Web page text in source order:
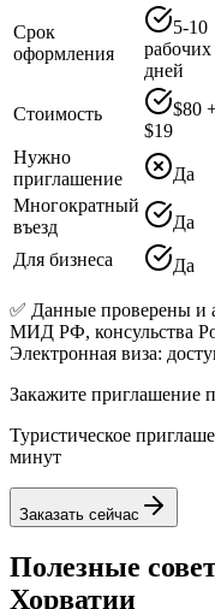
Срок
оформления
5-10
рабочих
дней
Стоимость
$80
$19
Нужно
приглашение
Да
Многократный
въезд
Да
Для бизнеса
Да
✅ Данные проверены и
МИД РФ, консульства
Электронная виза:
Закажите приглашение
Туристическое
минут
Заказать сейчас
Полезные
Хорватии